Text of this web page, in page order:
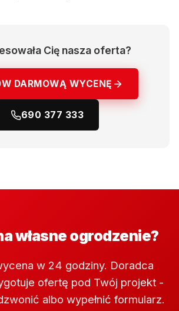
Cię nasza oferta?
DARMOWĄ WYCENĘ
690 377 333
własne ogrodzenie?
w 24 godziny. Doradca
ofertę pod Twój projekt -
albo wypełnić formularz.